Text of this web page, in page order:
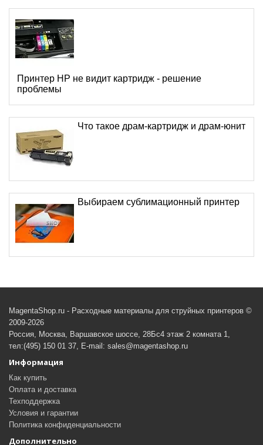
Принтер HP не видит картридж - решение
проблемы
Что такое драм-картридж и драм-юнит
Выбираем сублимационный принтер
MagentaShop.ru - Расходные материалы для струйных принтеров ©
2009-2026
Россия, Москва, Варшавское шоссе, 28Бс4 этаж 2 комната 1,
тел:(495) 150 01 37, E-mail: sales@magentashop.ru
Информация
Как купить
Оплата и доставка
Техподдержка
Условия и гарантии
Политика конфиденциальности
Дополнительно